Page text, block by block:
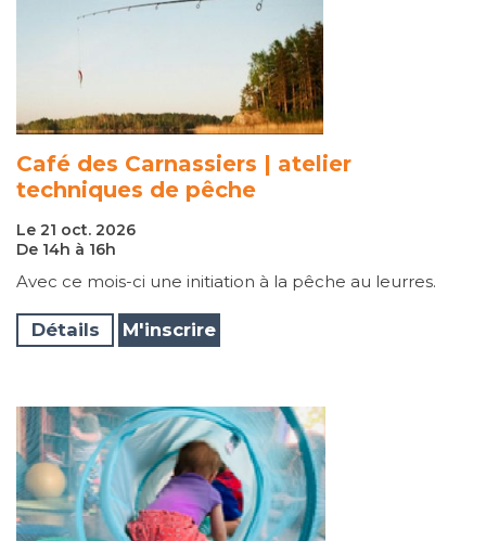
Café des Carnassiers | atelier
techniques de pêche
Le 21 oct. 2026
De 14h à 16h
Avec ce mois-ci une initiation à la pêche au leurres.
Détails M'inscrire